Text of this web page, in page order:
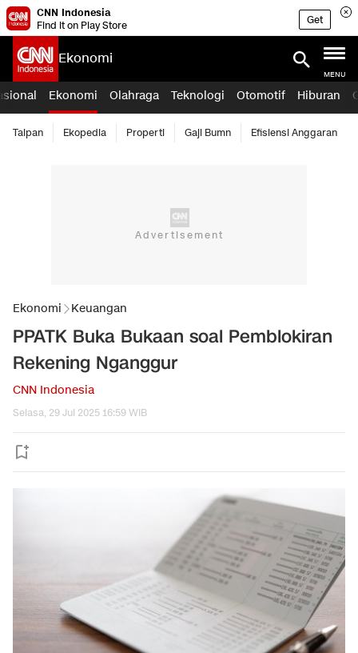
CNN Indonesia
Find it on Play Store
Get
Ekonomi
MENU
Ekonomi Olahraga Teknologi Otomotif Hiburan
Taipan Ekopedia Properti Gaji Bumn Efisiensi Anggaran
Ekonomi Keuangan
PPATK Buka Bukaan soal Pemblokiran
Rekening Nganggur
CNN Indonesia
Selasa, 29 Jul 2025 16:59 WIB